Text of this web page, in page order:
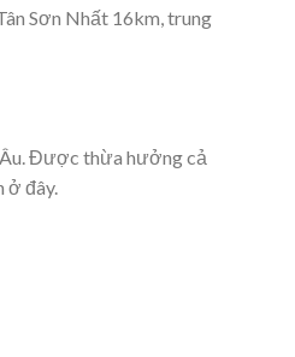
Sơn Nhất 16km, trung
Âu. Được thừa hưởng cả
ở đây.